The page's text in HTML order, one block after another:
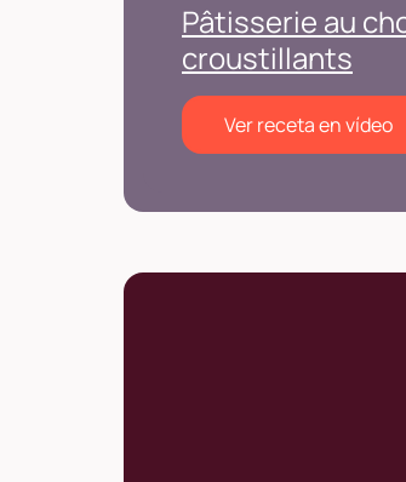
Pâtisserie au
croustillants
Ver receta en vídeo